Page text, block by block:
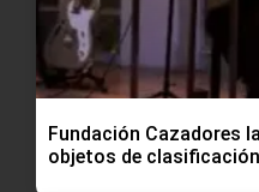
Fundación Cazadores
objetos de